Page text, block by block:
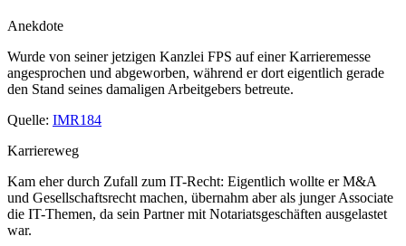
Anekdote
Wurde von seiner jetzigen Kanzlei FPS auf einer Karrieremesse
angesprochen und abgeworben, während er dort eigentlich gerade
den Stand seines damaligen Arbeitgebers betreute.
Quelle: IMR184
Karriereweg
Kam eher durch Zufall zum IT-Recht: Eigentlich wollte er M&A
und Gesellschaftsrecht machen, übernahm aber als junger Associate
die IT-Themen, da sein Partner mit Notariatsgeschäften ausgelastet
war.